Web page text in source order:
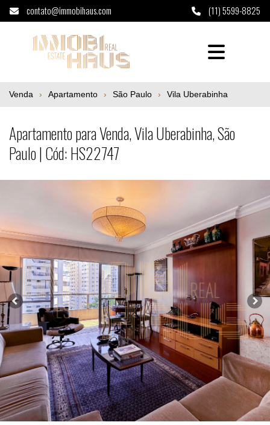
contato@immobihaus.com (11) 5599-8825
Apartamento para Venda, Vila Uberabinha,
Venda Apartamento São Paulo Vila Uberabinha
Apartamento para Venda, Vila Uberabinha, São
Paulo | Cód: HS22747